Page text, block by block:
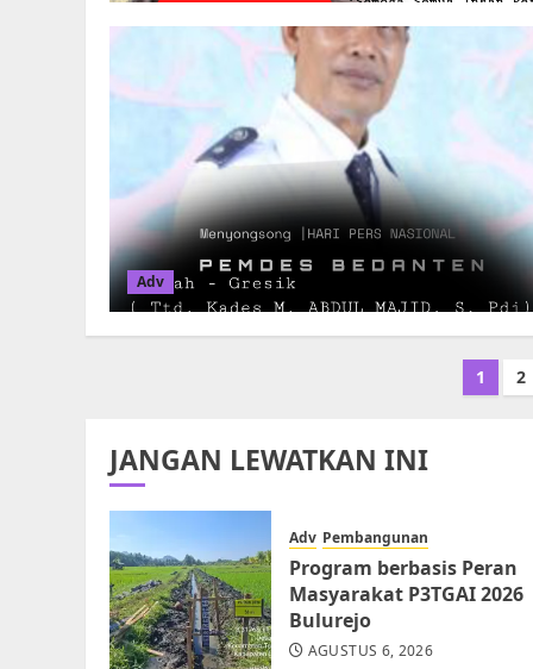
Adv
1 2
JANGAN LEWATKAN INI
Adv Pembangunan
Program berbasis Peran
Masyarakat P3TGAI 2026
Bulurejo
AGUSTUS 6, 2026